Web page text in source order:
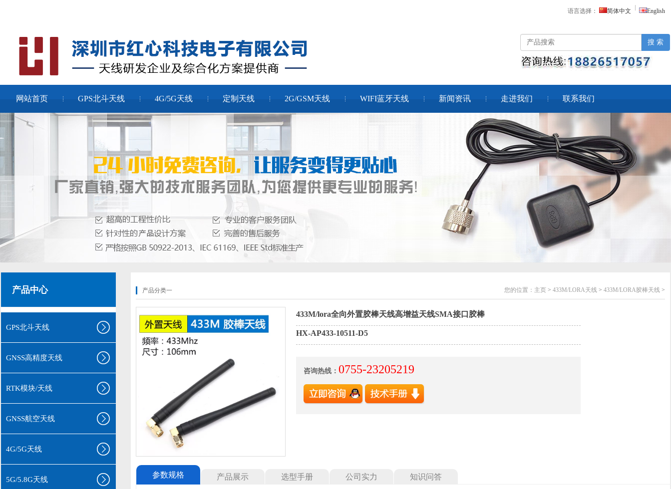
语言选择： 简体中文 English
搜 索
网站首页 GPS北斗天线 4G/5G天线 定制天线 2G/GSM天线 WIFI蓝牙天线 新闻资讯 走进我们 联系我们
产品中心
GPS北斗天线
GNSS高精度天线
RTK模块/天线
GNSS航空天线
4G/5G天线
5G/5.8G天线
产品分类一 您的位置： 主页 > 433M/LORA天线 > 433M/LORA胶棒天线 >
433M/lora全向外置胶棒天线高增益天线SMA接口胶棒
HX-AP433-10511-D5
咨询热线： 0755-23205219
参数规格 产品展示 选型手册 公司实力 知识问答